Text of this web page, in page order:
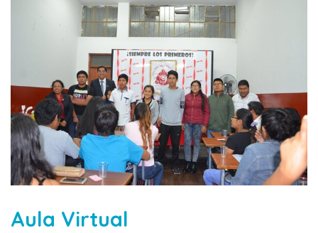
Aula Virtual